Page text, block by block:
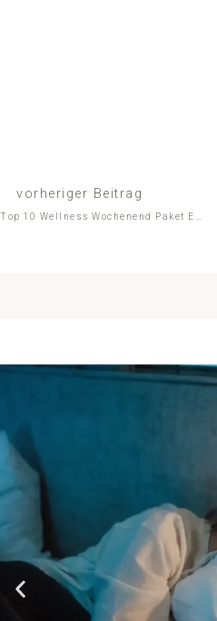
vorheriger Beitrag
Top 10 Wellness Wochenend Paket Extras, die sich (im Eisvogel) wirklich lohnen